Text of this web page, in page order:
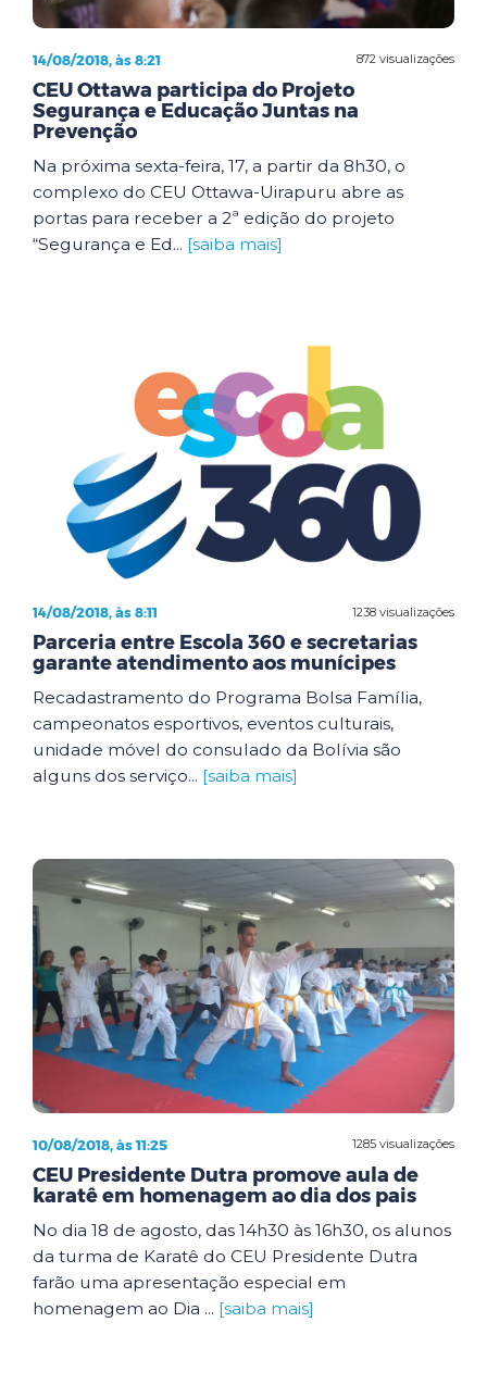
872 visualizações
14/08/2018, às 8:21
CEU Ottawa participa do Projeto
Segurança e Educação Juntas na
Prevenção
Na próxima sexta-feira, 17, a partir da 8h30, o
complexo do CEU Ottawa-Uirapuru abre as
portas para receber a 2ª edição do projeto
“Segurança e Ed... [saiba mais]
1238 visualizações
14/08/2018, às 8:11
Parceria entre Escola 360 e secretarias
garante atendimento aos munícipes
Recadastramento do Programa Bolsa Família,
campeonatos esportivos, eventos culturais,
unidade móvel do consulado da Bolívia são
alguns dos serviço... [saiba mais]
1285 visualizações
10/08/2018, às 11:25
CEU Presidente Dutra promove aula de
karatê em homenagem ao dia dos pais
No dia 18 de agosto, das 14h30 às 16h30, os alunos
da turma de Karatê do CEU Presidente Dutra
farão uma apresentação especial em
homenagem ao Dia ... [saiba mais]